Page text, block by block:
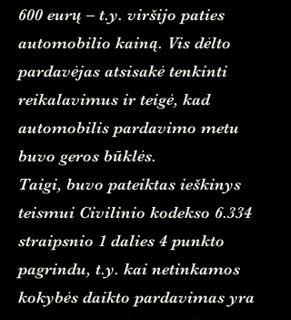
600 eurų – t.y. viršijo paties
automobilio kainą. Vis dėlto
pardavėjas atsisakė tenkinti
reikalavimus ir teigė, kad
automobilis pardavimo metu
buvo geros būklės.
Taigi, buvo pateiktas ieškinys
teismui Civilinio kodekso 6.334
straipsnio 1 dalies 4 punkto
pagrindu, t.y. kai netinkamos
kokybės daikto pardavimas yra